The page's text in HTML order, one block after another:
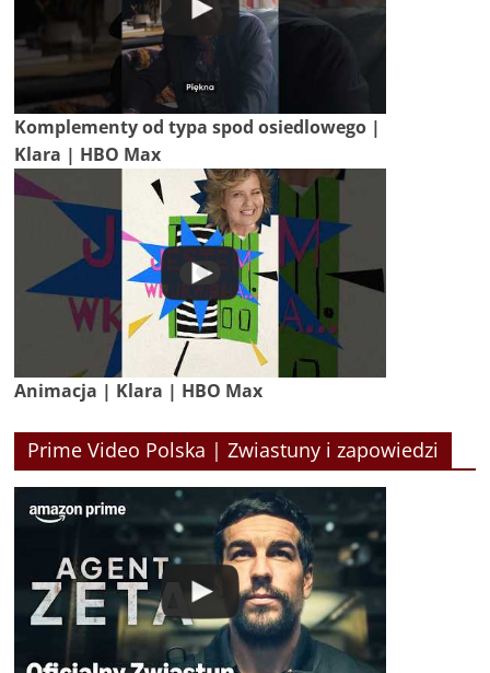
Komplementy od typa spod osiedlowego |
Klara | HBO Max
Animacja | Klara | HBO Max
Prime Video Polska | Zwiastuny i zapowiedzi